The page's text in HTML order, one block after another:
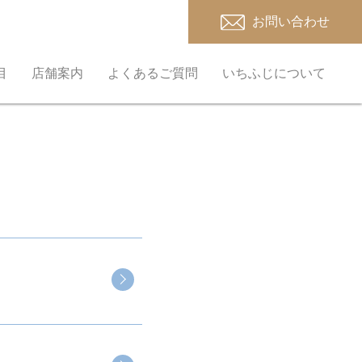
お問い合わせ
店舗案内 よくあるご質問 いちふじについて